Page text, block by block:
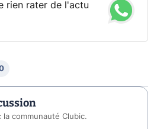
rien rater de l'actu
la communauté Clubic.